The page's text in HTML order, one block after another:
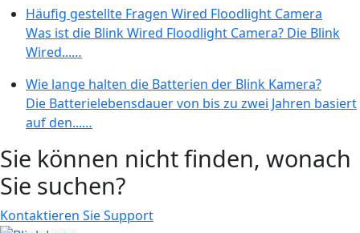
Häufig gestellte Fragen Wired Floodlight Camera
Was ist die Blink Wired Floodlight Camera? Die Blink
Wired...…
Wie lange halten die Batterien der Blink Kamera?
Die Batterielebensdauer von bis zu zwei Jahren basiert
auf den...…
Sie können nicht finden, wonach
Sie suchen?
Kontaktieren Sie Support